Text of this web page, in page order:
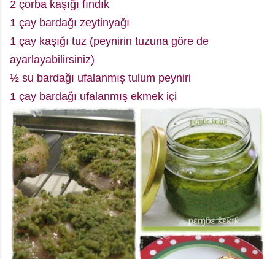
2 çorba kaşığı fındık
1 çay bardağı zeytinyağı
1 çay kaşığı tuz (peynirin tuzuna göre de
ayarlayabilirsiniz)
½ su bardağı ufalanmış tulum peyniri
1 çay bardağı ufalanmış ekmek içi